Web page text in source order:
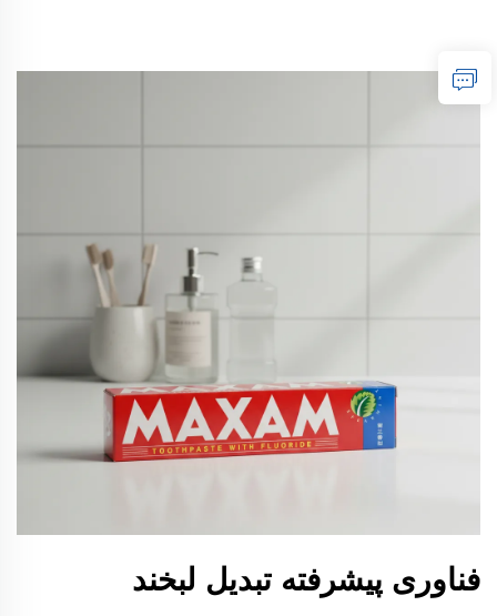
فناوری پیشرفته تبدیل لبخند